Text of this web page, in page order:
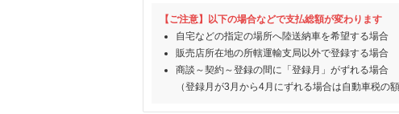
【ご注意】以下の場合などで支払総額が変わります
自宅などの指定の場所へ陸送納車を希望する場合
販売店所在地の所轄運輸支局以外で登録する場合
商談～契約～登録の間に「登録月」がずれる場合
（登録月が3月から4月にずれる場合は自動車税の